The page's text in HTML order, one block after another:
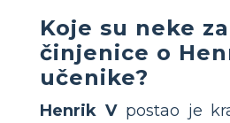
Koje su neke
činjenice o
učenike?
Henrik Vpostao je